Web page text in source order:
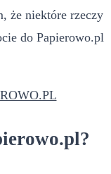
że niektóre rzeczy
do Papierowo.pl